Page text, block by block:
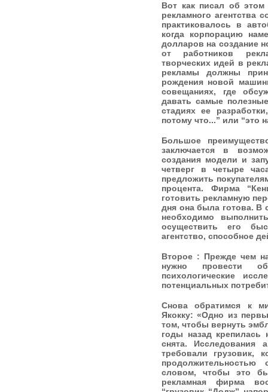
Вот как писал об этом
рекламного агентства
практиковалось в
когда корпорацию
долларов на создание
от работников
творческих идей в
рекламы должны
рождения новой
совещаниях, где
давать самые
стадиях ее
потому что...” или “это
Большое
заключается в
создания модели и
четверг в четыре
предложить
процента. Фирма
готовить рекламную
дня она была готова. В
необходимо
осуществить его
агентство, способное
Второе : Прежде чем
нужно провести
психологические
потенциальных
Снова обратимся к
Якокку: «Одно из
том, чтобы вернуть
годы назад крепилась
снята. Исследования
требовали грузовик,
продолжительностью
словом, чтобы это
рекламная фирма